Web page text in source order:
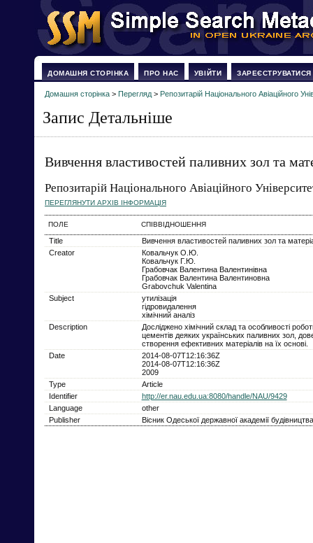
ДОМАШНЯ СТОРІНКА ПРО НАС УВІЙТИ ЗАРЕЄСТРУВАТИСЯ
Домашня сторінка > Перегляд > Репозитарій Національного Авіаційного
Запис Детальніше
Вивчення властивостей паливних зол та
Репозитарій Національного Авіаційного
ПЕРЕГЛЯНУТИ АРХІВ ІНФОРМАЦІЯ
ПОЛЕ СПІВВІДНОШЕННЯ
Title
Вивчення властивостей паливних зол та
Creator
Ковальчук О.Ю.
Ковальчук Г.Ю.
Грабовчак Валентина Валентинівна
Грабовчак Валентина Валентиновна
Grabovchuk Valentina
Subject
утилізація
гідровидалення
хімічний аналіз
Description
Досліджено хімічний склад та особливості
цементів деяких українських паливних зол,
створення ефективних матеріалів на їх основі.
Date
2014-08-07T12:16:36Z
2014-08-07T12:16:36Z
2009
Type
Article
Identifier
http://er.nau.edu.ua:8080/handle/NAU/9429
Language
other
Publisher
Вісник Одеської державної академії